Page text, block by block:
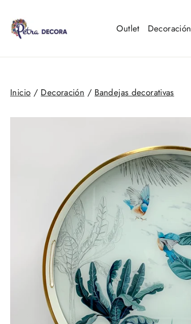
contenido Outlet Decoración
Inicio / Decoración / Bandejas decorativas